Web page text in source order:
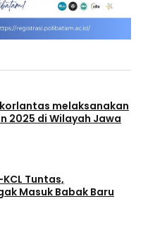
melaksanakan
2025 di Wilayah Jawa
Tuntas,
Masuk Babak Baru